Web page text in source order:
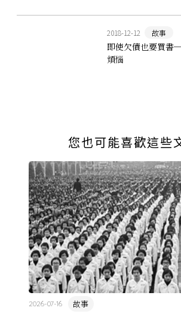
2018-12-12 故事
即使欠債也要買
煩惱
您也可能喜歡這些
故事
2026-07-16